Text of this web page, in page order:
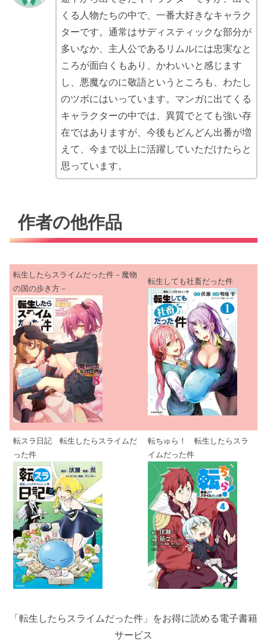
くる人物たちの中で、一番大好きなキャラク
ターです。通常はサディスティックな部分が
多いなか、主人公であるリムルには忠実なと
ころが面白くもあり、かわいいと感じます
し、悪魔なのに敬語というところも、わたし
のツボにはいっています。マンガに出てくる
キャラクターの中では、異質でとても強い存
在ではありますが、今後もどんどん出番が増
えて、今まで以上に活躍していただけたらと
思っています。
作者の他作品
転生したらスライムだった件－魔物
の国の歩き方－
転生しても社畜だった件
転スラ日記 転生したらスライムだ
った件
転ちゅら！ 転生したらスラ
イムだった件
「転生したらスライムだった件」をお得に読める電子書籍
サービス